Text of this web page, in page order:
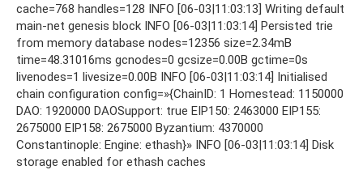
cache=768 handles=128 INFO [06-03|11:03:13] Writing default
main-net genesis block INFO [06-03|11:03:14] Persisted trie
from memory database nodes=12356 size=2.34mB
time=48.31016ms gcnodes=0 gcsize=0.00B gctime=0s
livenodes=1 livesize=0.00B INFO [06-03|11:03:14] Initialised
chain configuration config=»{ChainID: 1 Homestead: 1150000
DAO: 1920000 DAOSupport: true EIP150: 2463000 EIP155:
2675000 EIP158: 2675000 Byzantium: 4370000
Constantinople: Engine: ethash}» INFO [06-03|11:03:14] Disk
storage enabled for ethash caches